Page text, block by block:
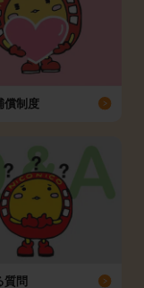
償制度
質問